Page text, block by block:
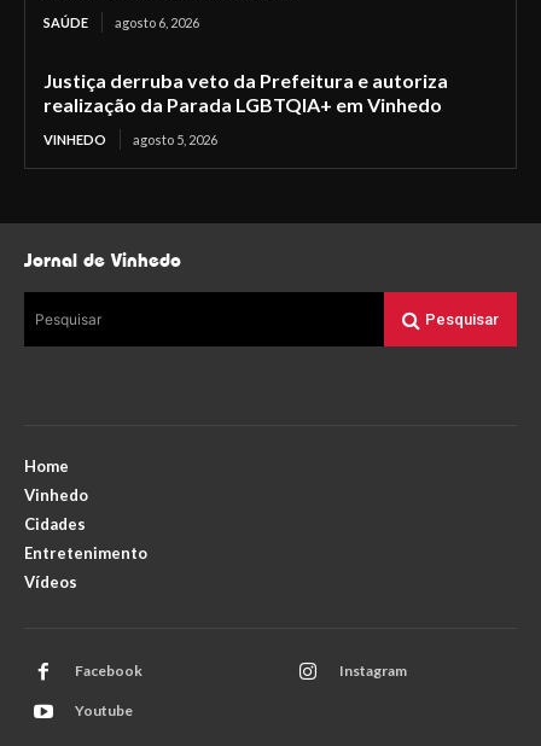
SAÚDE agosto 6, 2026
Justiça derruba veto da Prefeitura e autoriza
realização da Parada LGBTQIA+ em Vinhedo
VINHEDO agosto 5, 2026
Jornal de Vinhedo
Pesquisar Pesquisar
Home
Vinhedo
Cidades
Entretenimento
Vídeos
Facebook Instagram
Youtube